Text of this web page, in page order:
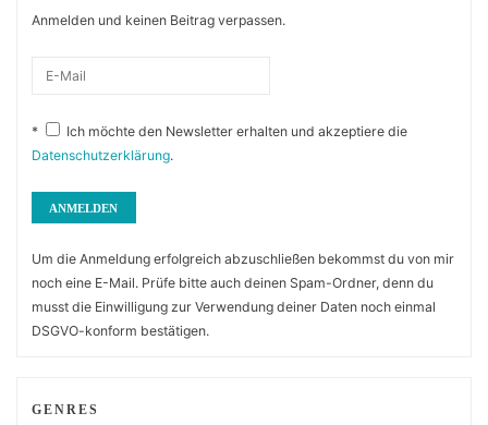
Anmelden und keinen Beitrag verpassen.
*
Ich möchte den Newsletter erhalten und akzeptiere die
Datenschutzerklärung.
Um die Anmeldung erfolgreich abzuschließen bekommst du von mir
noch eine E-Mail. Prüfe bitte auch deinen Spam-Ordner, denn du
musst die Einwilligung zur Verwendung deiner Daten noch einmal
DSGVO-konform bestätigen.
GENRES